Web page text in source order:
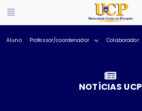
Aluno Professor/coordenador Colaborador
NOTÍCIAS UCP